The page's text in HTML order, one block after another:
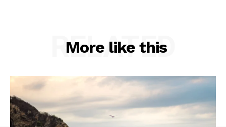
More like this
RELATED